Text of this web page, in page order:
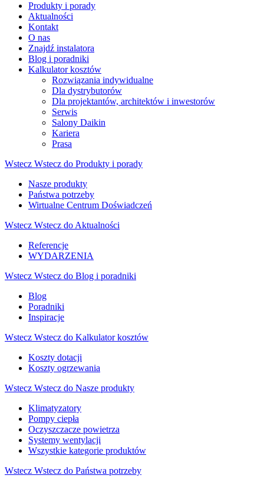
Produkty i porady
Aktualności
Kontakt
O nas
Znajdź instalatora
Blog i poradniki
Kalkulator kosztów
Rozwiązania indywidualne
Dla dystrybutorów
Dla projektantów, architektów i inwestorów
Serwis
Salony Daikin
Kariera
Prasa
Wstecz Wstecz do Produkty i porady
Nasze produkty
Państwa potrzeby
Wirtualne Centrum Doświadczeń
Wstecz Wstecz do Aktualności
Referencje
WYDARZENIA
Wstecz Wstecz do Blog i poradniki
Blog
Poradniki
Inspiracje
Wstecz Wstecz do Kalkulator kosztów
Koszty dotacji
Koszty ogrzewania
Wstecz Wstecz do Nasze produkty
Klimatyzatory
Pompy ciepła
Oczyszczacze powietrza
Systemy wentylacji
Wszystkie kategorie produktów
Wstecz Wstecz do Państwa potrzeby